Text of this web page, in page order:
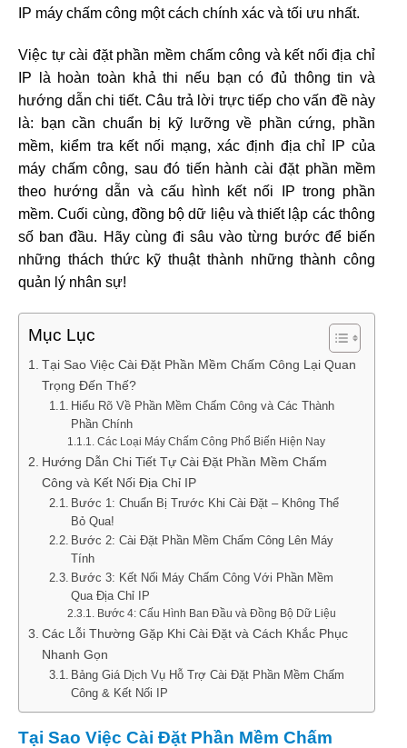
IP máy chấm công một cách chính xác và tối ưu nhất.
Việc tự cài đặt phần mềm chấm công và kết nối địa chỉ
IP là hoàn toàn khả thi nếu bạn có đủ thông tin và
hướng dẫn chi tiết. Câu trả lời trực tiếp cho vấn đề này
là: bạn cần chuẩn bị kỹ lưỡng về phần cứng, phần
mềm, kiểm tra kết nối mạng, xác định địa chỉ IP của
máy chấm công, sau đó tiến hành cài đặt phần mềm
theo hướng dẫn và cấu hình kết nối IP trong phần
mềm. Cuối cùng, đồng bộ dữ liệu và thiết lập các thông
số ban đầu. Hãy cùng đi sâu vào từng bước để biến
những thách thức kỹ thuật thành những thành công
quản lý nhân sự!
Mục Lục
Tại Sao Việc Cài Đặt Phần Mềm Chấm Công Lại Quan
Trọng Đến Thế?
Hiểu Rõ Về Phần Mềm Chấm Công và Các Thành
Phần Chính
Các Loại Máy Chấm Công Phổ Biến Hiện Nay
Hướng Dẫn Chi Tiết Tự Cài Đặt Phần Mềm Chấm
Công và Kết Nối Địa Chỉ IP
Bước 1: Chuẩn Bị Trước Khi Cài Đặt – Không Thể
Bỏ Qua!
Bước 2: Cài Đặt Phần Mềm Chấm Công Lên Máy
Tính
Bước 3: Kết Nối Máy Chấm Công Với Phần Mềm
Qua Địa Chỉ IP
Bước 4: Cấu Hình Ban Đầu và Đồng Bộ Dữ Liệu
Các Lỗi Thường Gặp Khi Cài Đặt và Cách Khắc Phục
Nhanh Gọn
Bảng Giá Dịch Vụ Hỗ Trợ Cài Đặt Phần Mềm Chấm
Công & Kết Nối IP
Tại Sao Việc Cài Đặt Phần Mềm Chấm